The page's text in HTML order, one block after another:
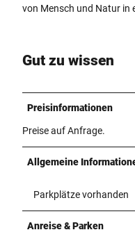
von Mensch und Natur in
Gut zu wissen
Preisinformationen
Preise auf Anfrage.
Allgemeine
Parkplätze vorhanden
Anreise & Parken